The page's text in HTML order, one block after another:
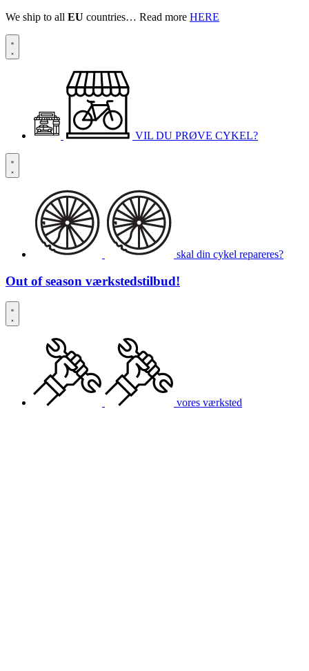
We ship to all EU countries… Read more HERE
VIL DU PRØVE CYKEL?
skal din cykel repareres?
Out of season værkstedstilbud!
vores værksted